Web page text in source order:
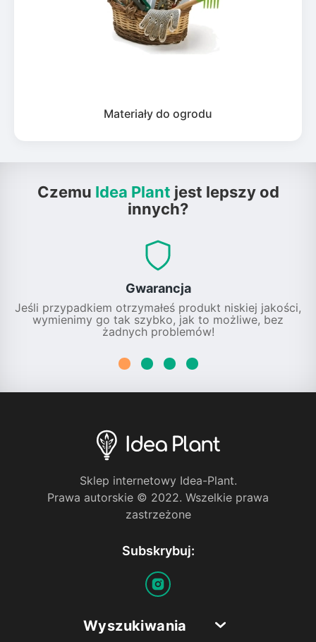
Materiały do ogrodu
Czemu Idea Plant jest lepszy od
innych?
Gwarancja
Jeśli przypadkiem otrzymałeś produkt niskiej jakości,
wymienimy go tak szybko, jak to możliwe, bez
żadnych problemów!
Sklep internetowy Idea-Plant.
Prawa autorskie © 2022. Wszelkie prawa
zastrzeżone
Subskrybuj:
Wyszukiwania